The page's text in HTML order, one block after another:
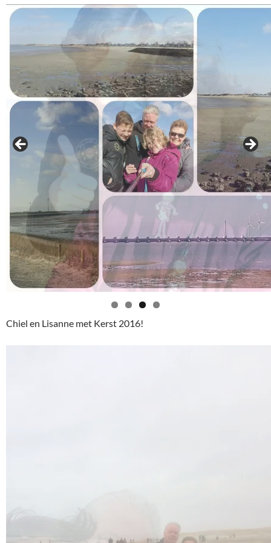
Chiel en Lisanne met Kerst 2016!